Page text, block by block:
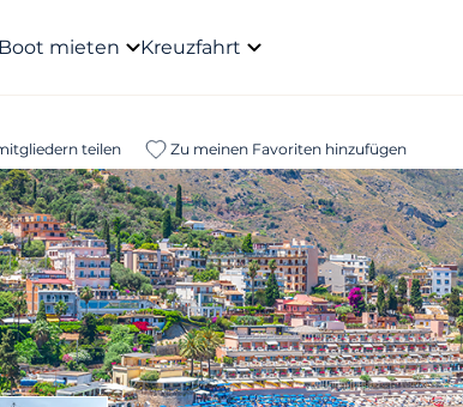
Boot mieten Kreuzfahrt
teilen Zu meinen Favoriten hinzufügen